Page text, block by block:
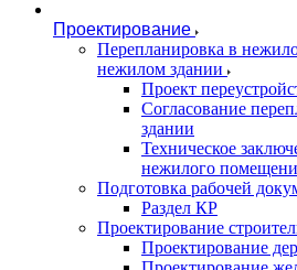
Проектирование
Перепланировка в
нежилом здании
Проект
Согласование
здании
Техническое
нежилого
Подготовка рабочей
Раздел КР
Проектирование
Проектирование